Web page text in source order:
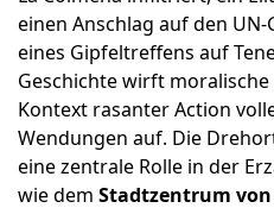
einen Anschlag auf den
eines Gipfeltreffens auf
Geschichte wirft
Kontext rasanter Action
Wendungen auf. Die
eine zentrale Rolle in der
wie dem Stadtzentrum von